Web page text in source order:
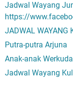
Jadwal Wayang
https://
JADWAL WAYANG
Putra-putra Arjuna
Anak-anak
Jadwal Wayang